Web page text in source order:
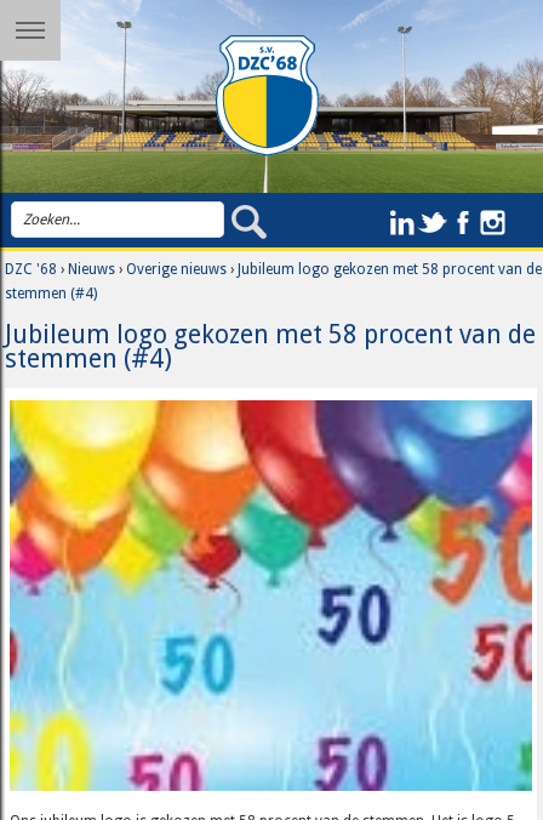
DZC '68 ›Nieuws ›Overige nieuws ›Jubileum logo gekozen met 58 procent van de
stemmen (#4)
Jubileum logo gekozen met 58 procent van de
stemmen (#4)